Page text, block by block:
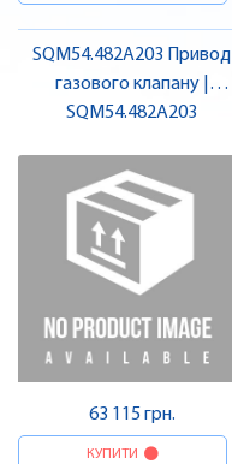
SQM54.482A203 Привод
газового клапану |
SIEMENS
SQM54.482A203
63 115 грн.
КУПИТИ